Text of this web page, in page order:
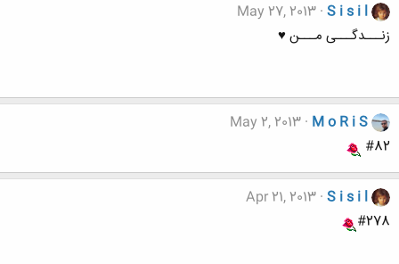
S i s i l
May 27, 2013
زنـــدگـــی مـــن ♥
M o R i S
May 2, 2013
#82
S i s i l
Apr 21, 2013
#278